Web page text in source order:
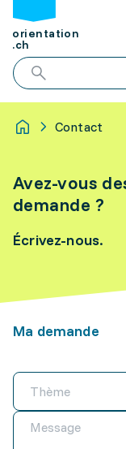
orientation
.ch
Contact
Avez-vous
demande ?
Écrivez-nous.
Ma demande